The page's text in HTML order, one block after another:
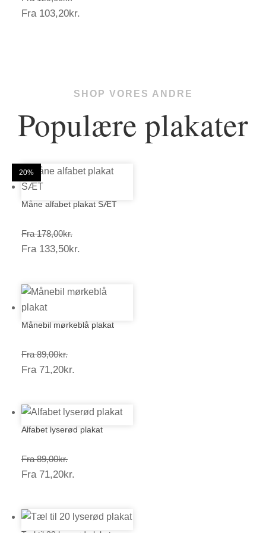
129,00kr.
Fra 103,20kr.
SHOP VORES ANDRE
Populære plakater
25%
Måne alfabet plakat SÆT
Fra 178,00kr.Prisinterval:
178,00kr.
Fra 133,50kr.
20%
Månebil mørkeblå plakat
Fra 89,00kr.Prisinterval:
89,00kr.
Fra 71,20kr.
20%
Alfabet lyserød plakat
Fra 89,00kr.Prisinterval:
89,00kr.
Fra 71,20kr.
20%
20%
20%
20%
20%
20%
20%
20%
20%